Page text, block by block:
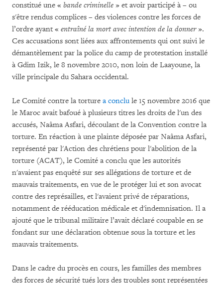
constitué une « bande criminelle » et avoir participé à – ou
s'être rendus complices – des violences contre les forces de
l’ordre ayant « entraîné la mort avec intention de la donner».
Ces accusations sont liées aux affrontements qui ont suivi le
démantèlement par la police du camp de protestation installé
à Gdim Izik, le 8 novembre 2010, non loin de Laayoune, la
ville principale du Sahara occidental.
Le Comité contre la torture a conclule 15 novembre 2016 que
le Maroc avait bafoué à plusieurs titres les droits de l'un des
accusés, Naâma Asfari, découlant de la Convention contre la
torture. En réaction à une plainte déposée par Naâma Asfari,
représenté par l'Action des chrétiens pour l'abolition de la
torture (ACAT), le Comité a conclu que les autorités
n'avaient pas enquêté sur ses allégations de torture et de
mauvais traitements, en vue de le protéger lui et son avocat
contre des représailles, et l'avaient privé de réparations,
notamment de rééducation médicale et d'indemnisation. Il a
ajouté que le tribunal militaire l’avait déclaré coupable en se
fondant sur une déclaration obtenue sous la torture et les
mauvais traitements.
Dans le cadre du procès en cours, les familles des membres
des forces de sécurité tués lors des troubles sont représentées